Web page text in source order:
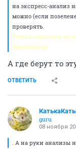
на экспресс-анализ
можно (если
проверять.
Только ради бога не
Черноморцу.
А где берут то
ОТВЕТИТЬ
guru
08 ноября
. А на руки анализы